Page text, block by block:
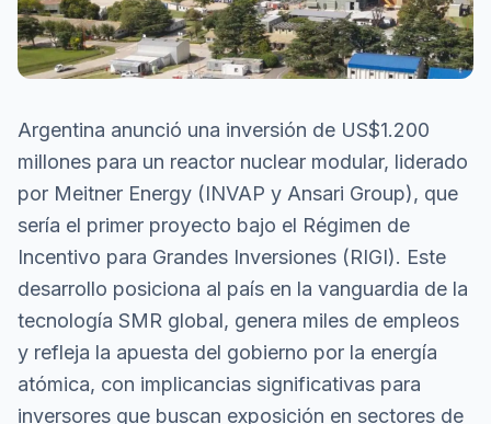
Argentina anunció una inversión de US$1.200
millones para un reactor nuclear modular, liderado
por Meitner Energy (INVAP y Ansari Group), que
sería el primer proyecto bajo el Régimen de
Incentivo para Grandes Inversiones (RIGI). Este
desarrollo posiciona al país en la vanguardia de la
tecnología SMR global, genera miles de empleos
y refleja la apuesta del gobierno por la energía
atómica, con implicancias significativas para
inversores que buscan exposición en sectores de